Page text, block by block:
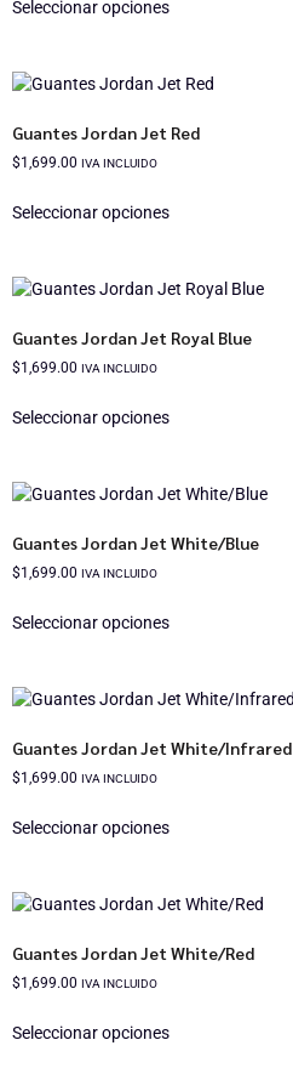
Seleccionar opciones
Guantes Jordan Jet Red
$1,699.00 IVA INCLUIDO
Seleccionar opciones
Guantes Jordan Jet Royal Blue
$1,699.00 IVA INCLUIDO
Seleccionar opciones
Guantes Jordan Jet White/Blue
$1,699.00 IVA INCLUIDO
Seleccionar opciones
Guantes Jordan Jet White/Infrared
$1,699.00 IVA INCLUIDO
Seleccionar opciones
Guantes Jordan Jet White/Red
$1,699.00 IVA INCLUIDO
Seleccionar opciones